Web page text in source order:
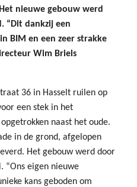
nieuwe gebouw werd
“Dit dankzij een
BIM en een zeer strakke
Wim Briels
36 in Hasselt ruilen op
een stek in het
naast het oude.
in de grond, afgelopen
Het gebouw werd door
“Ons eigen nieuwe
kans geboden om